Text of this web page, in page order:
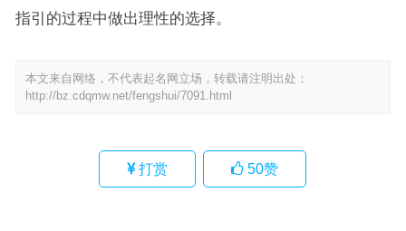
指引的过程中做出理性的选择。
本文来自网络，不代表起名网立场，转载请注明出处：
http://bz.cdqmw.net/fengshui/7091.html
打赏 50赞